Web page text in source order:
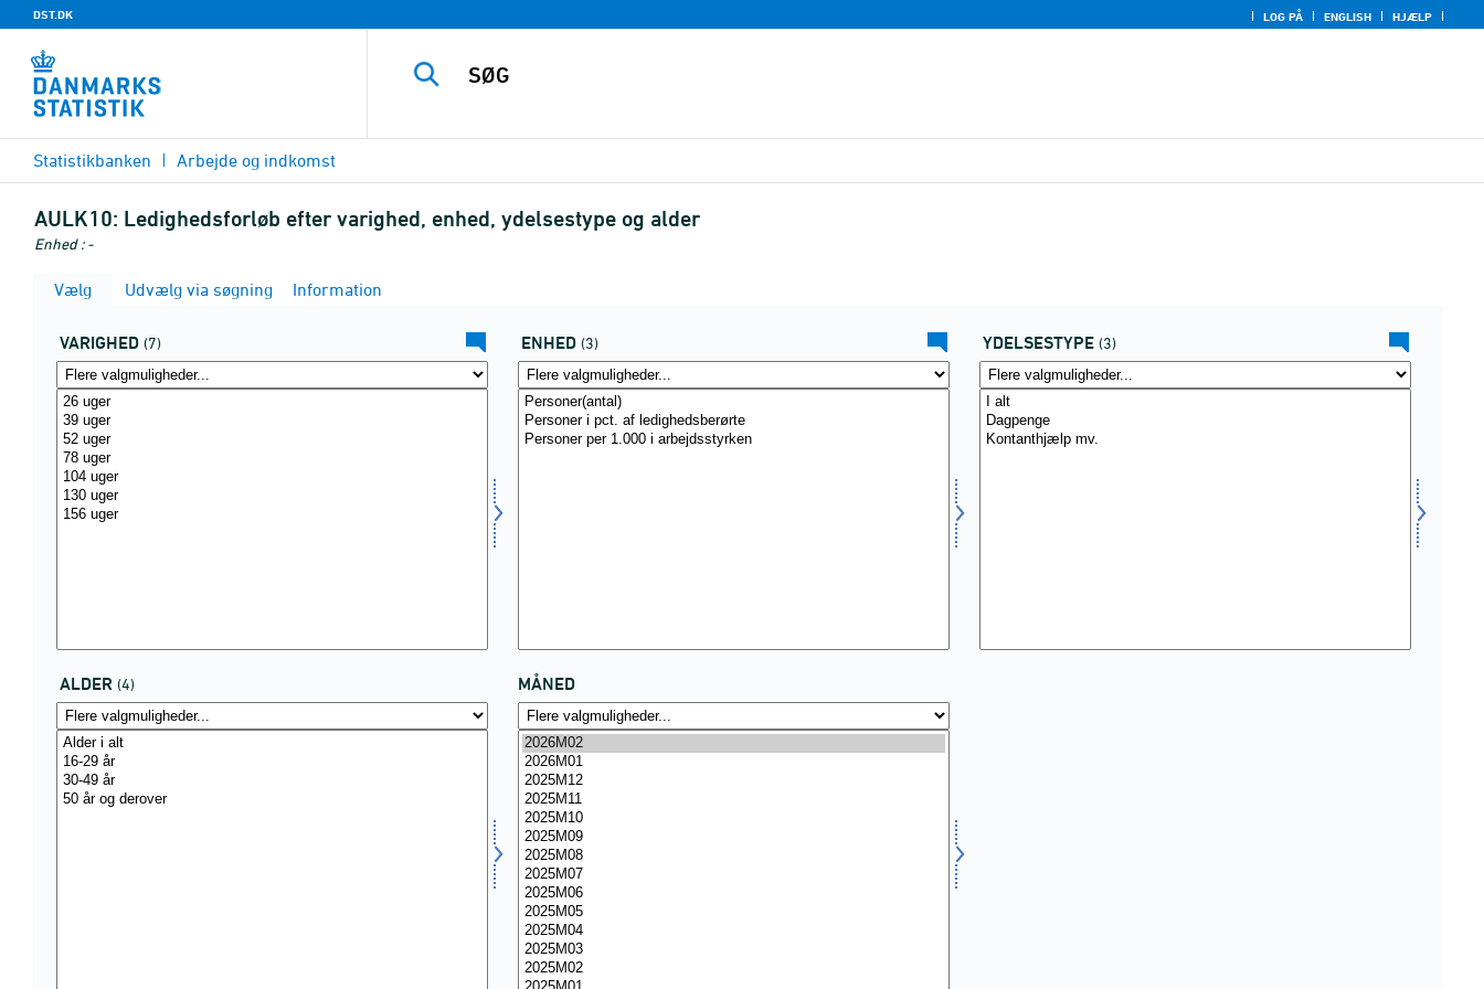
DST.DK LOG PÅ ENGLISH HJÆLP
Statistikbanken Arbejde og indkomst
AULK10: Ledighedsforløb efter varighed, enhed, ydelsestype og alder
Enhed : -
Vælg Udvælg via søgning Information
VARIGHED (7) ENHED (3) YDELSESTYPE (3)
ALDER (4) MÅNED